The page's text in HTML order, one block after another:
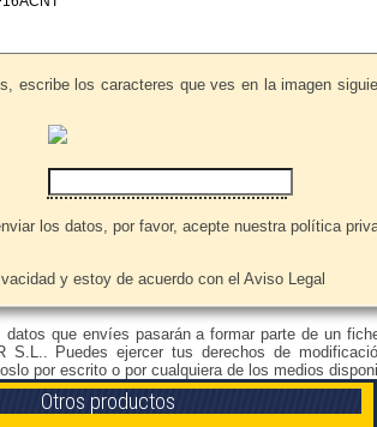
escribe los caracteres que ves en la imagen
los datos, por favor, acepte nuestra política
y estoy de acuerdo con el Aviso Legal
datos que envíes pasarán a formar parte de un
S.L.. Puedes ejercer tus derechos de
por escrito o por cualquiera de los medios
Otros productos